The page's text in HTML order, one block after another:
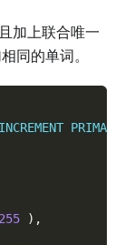
加上联合唯一
同的单词。
PRIMARY
255 ) ,